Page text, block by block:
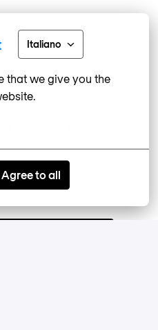
Italiano
that we give you the
Agree to all
breve (stage/tirocinio) in
(hardening base,
e/o Microsoft
365